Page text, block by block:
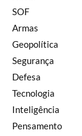
SOF
Armas
Geopolítica
Segurança
Defesa
Tecnologia
Inteligência
Pensamento